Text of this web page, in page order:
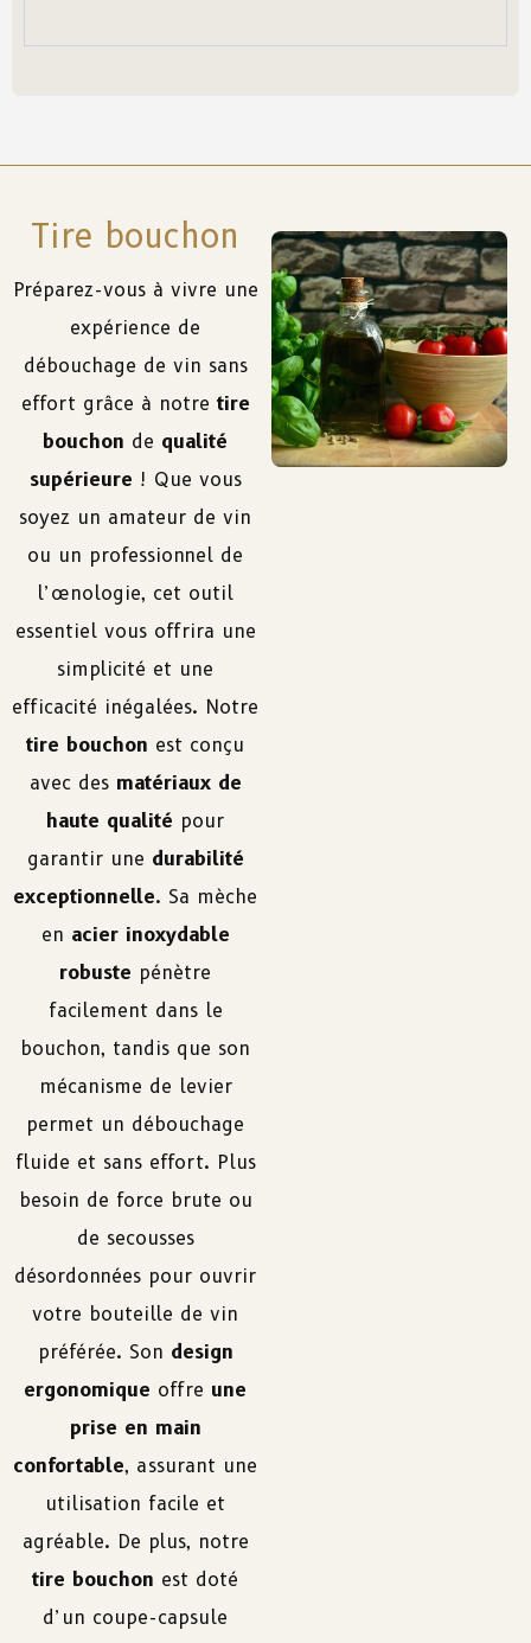
Tire bouchon
Préparez-vous à vivre une
expérience de
débouchage de vin sans
effort grâce à notre tire
bouchon de qualité
supérieure ! Que vous
soyez un amateur de vin
ou un professionnel de
l’œnologie, cet outil
essentiel vous offrira une
simplicité et une
efficacité inégalées. Notre
tire bouchon est conçu
avec des matériaux de
haute qualité pour
garantir une durabilité
exceptionnelle. Sa mèche
en acier inoxydable
robuste pénètre
facilement dans le
bouchon, tandis que son
mécanisme de levier
permet un débouchage
fluide et sans effort. Plus
besoin de force brute ou
de secousses
désordonnées pour ouvrir
votre bouteille de vin
préférée. Son design
ergonomique offre une
prise en main
confortable, assurant une
utilisation facile et
agréable. De plus, notre
tire bouchon est doté
d’un coupe-capsule